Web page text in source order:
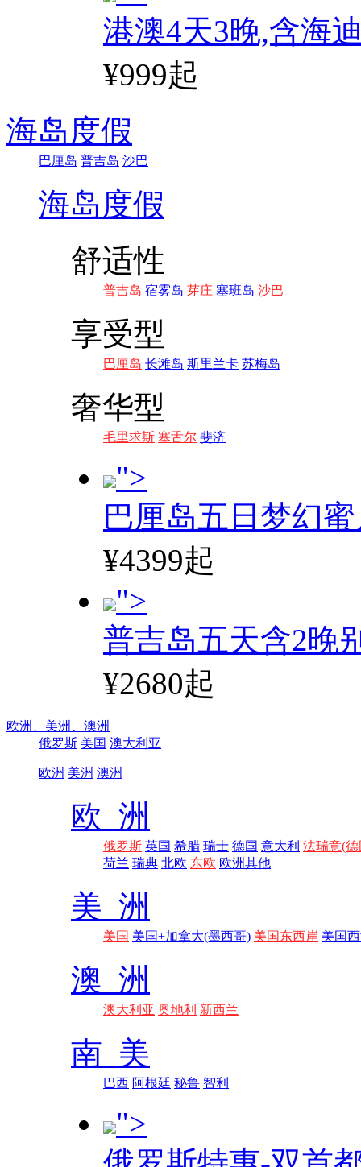
港澳4天3晚,含海
¥999起
海岛度假
巴厘岛 普吉岛 沙巴
海岛度假
舒适性
普吉岛 宿雾岛 芽庄 塞班岛 沙巴
享受型
巴厘岛 长滩岛 斯里兰卡 苏梅岛
奢华型
毛里求斯 塞舌尔 斐济
">
巴厘岛五日梦幻
¥4399起
">
普吉岛五天含2晚
¥2680起
欧洲、 美洲、 澳洲
俄罗斯 美国 澳大利亚
欧洲 美洲 澳洲
欧 洲
俄罗斯 英国 希腊 瑞士 德国 意大利 法瑞意(德
荷兰 瑞典 北欧 东欧 欧洲其他
美 洲
美国 美国+加拿大(墨西哥) 美国东西岸 美国
澳 洲
澳大利亚 奥地利 新西兰
南 美
巴西 阿根廷 秘鲁 智利
">